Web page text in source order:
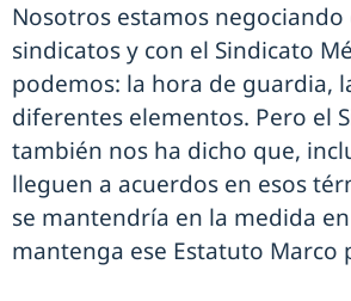
Nosotros estamos negociando
sindicatos y con el Sindicato
podemos: la hora de guardia,
diferentes elementos. Pero el
también nos ha dicho que,
lleguen a acuerdos en esos
se mantendría en la medida
mantenga ese Estatuto Marco